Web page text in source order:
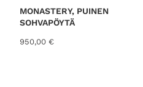
MONASTERY, PUINEN
SOHVAPÖYTÄ
950,00 €